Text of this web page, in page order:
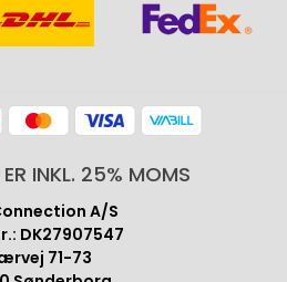
ER INKL. 25% MOMS
A/S
DK27907547
71-73